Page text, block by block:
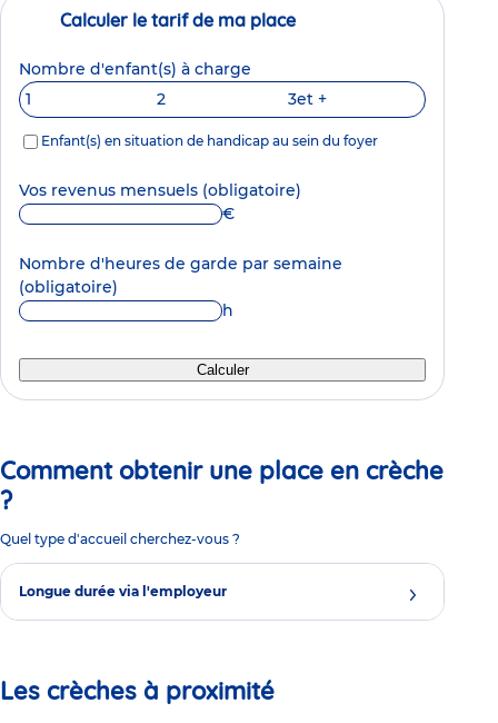
Calculer le tarif de ma place
Nombre d'enfant(s) à charge
1
2 3et +
Enfant(s) en situation de handicap au sein du foyer
Vos revenus mensuels (obligatoire)
€
Nombre d'heures de garde par semaine
(obligatoire)
h
Calculer
Comment obtenir une place en crèche
?
Quel type d'accueil cherchez-vous ?
Longue durée via l'employeur
Les crèches à proximité